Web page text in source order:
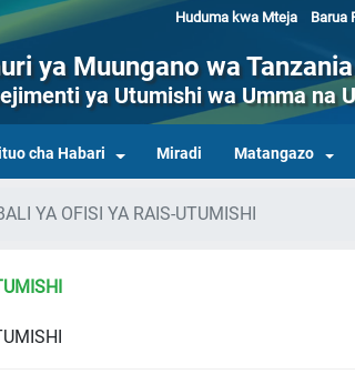
Barua
Huduma kwa Mteja
ya Muungano wa Tanzania
ya Utumishi wa Umma na
cha Habari Miradi Matangazo
YA OFISI YA RAIS-UTUMISHI